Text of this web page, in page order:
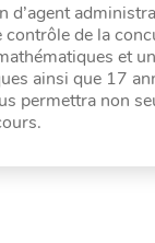
de la
et
ainsi que 17
permettra non